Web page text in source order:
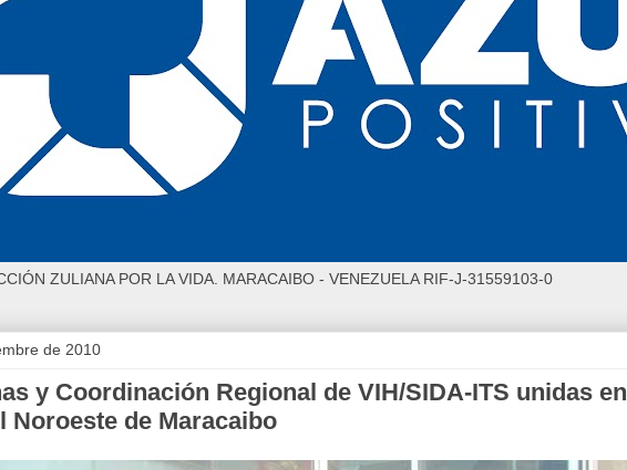
ZULIANA POR LA VIDA. MARACAIBO - VENEZUELA RIF-J-31559103-0
de 2010
y Coordinación Regional de VIH/SIDA-ITS unidas en
Noroeste de Maracaibo